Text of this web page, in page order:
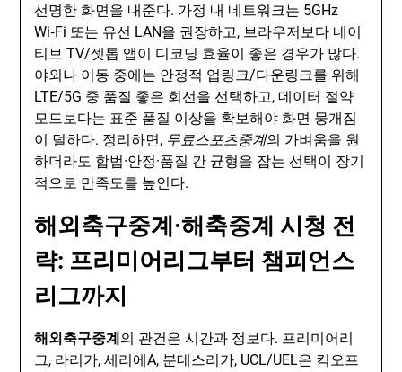
선명한 화면을 내준다. 가정 내 네트워크는 5GHz
Wi‑Fi 또는 유선 LAN을 권장하고, 브라우저보다 네이
티브 TV/셋톱 앱이 디코딩 효율이 좋은 경우가 많다.
야외나 이동 중에는 안정적 업링크/다운링크를 위해
LTE/5G 중 품질 좋은 회선을 선택하고, 데이터 절약
모드보다는 표준 품질 이상을 확보해야 화면 뭉개짐
이 덜하다. 정리하면, 무료스포츠중계의 가벼움을 원
하더라도 합법·안정·품질 간 균형을 잡는 선택이 장기
적으로 만족도를 높인다.
해외축구중계·해축중계 시청 전
략: 프리미어리그부터 챔피언스
리그까지
해외축구중계의 관건은 시간과 정보다. 프리미어리
그, 라리가, 세리에A, 분데스리가, UCL/UEL은 킥오프